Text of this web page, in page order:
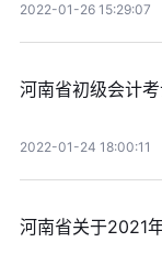
2022-01-26 15:29:07
河南省初级会计
2022-01-24 18:00:11
河南省关于2021